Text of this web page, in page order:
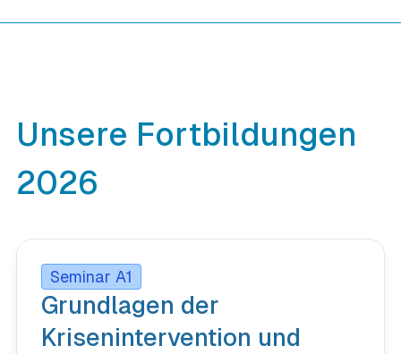
Unsere Fortbildungen
2026
Seminar A1
Grundlagen der
Krisenintervention und